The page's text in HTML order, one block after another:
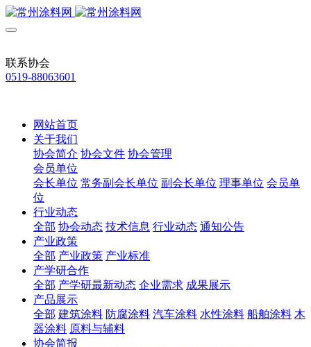
联系协会
0519-88063601
网站首页
关于我们
协会简介 协会文件 协会管理
会员单位
会长单位 常务副会长单位 副会长单位 理事单位 会员单
位
行业动态
全部 协会动态 技术信息 行业动态 通知公告
产业政策
全部 产业政策 产业标准
产学研合作
全部 产学研最新动态 企业需求 成果展示
产品展示
全部 建筑涂料 防腐涂料 汽车涂料 水性涂料 船舶涂料 木
器涂料 原料与辅料
协会简报